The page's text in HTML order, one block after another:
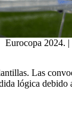
Eurocopa 2024.
Las
lógica